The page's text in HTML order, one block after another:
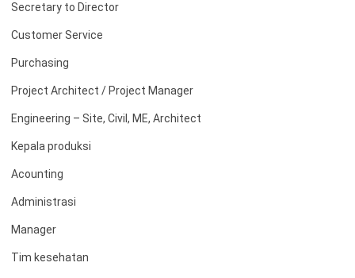
Secretary to Director
Customer Service
Purchasing
Project Architect / Project Manager
Engineering – Site, Civil, ME, Architect
Kepala produksi
Acounting
Administrasi
Manager
Tim kesehatan